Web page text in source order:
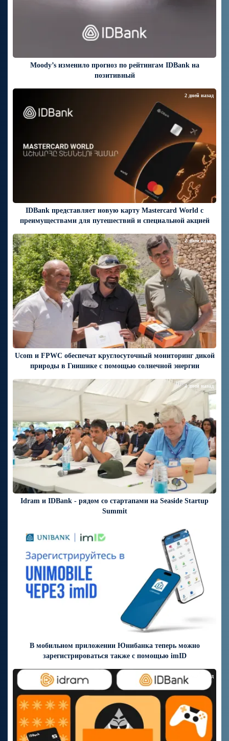
Moody’s изменило прогноз по рейтингам IDBank на
позитивный
IDBank представляет новую карту Mastercard World с
преимуществами для путешествий и специальной акцией
2 дней назад
Ucom и FPWC обеспечат круглосуточный мониторинг дикой
природы в Гнишике с помощью солнечной энергии
2 дней назад
Idram и IDBank - рядом со стартапами на Seaside Startup
Summit
4 дней назад
В мобильном приложении Юнибанка теперь можно
зарегистрироваться также с помощью imID
4 дней назад
7 дней назад